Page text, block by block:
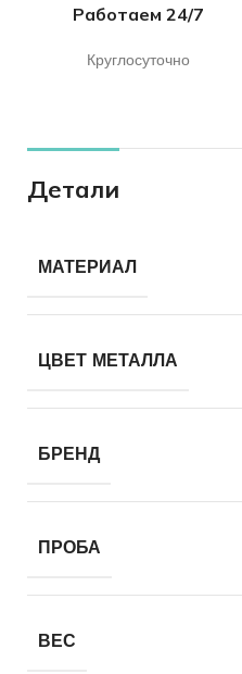
Работаем 24/7
Круглосуточно
Детали
МАТЕРИАЛ
ЦВЕТ МЕТАЛЛА
БРЕНД
ПРОБА
ВЕС